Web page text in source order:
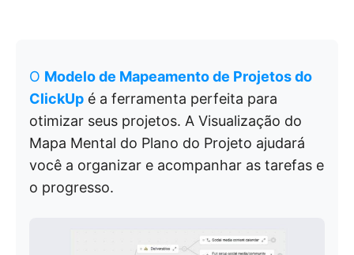
O Modelo de Mapeamento de Projetos do
ClickUp é a ferramenta perfeita para
otimizar seus projetos. A Visualização do
Mapa Mental do Plano do Projeto ajudará
você a organizar e acompanhar as tarefas e
o progresso.